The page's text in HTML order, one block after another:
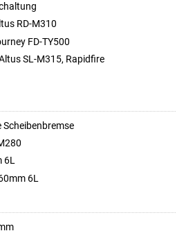
RD-M310
FD-TY500
SL-M315, Rapidfire
Scheibenbremse
6L
6L